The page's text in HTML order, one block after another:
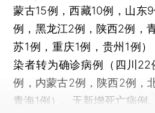
蒙古15例，西藏10例，山东
例，黑龙江2例，陕西2例，
苏1例，重庆1例，贵州1例
染者转为确诊病例（四川
例，内蒙古2例，陕西2例，
青海1例）。无新增死亡病例